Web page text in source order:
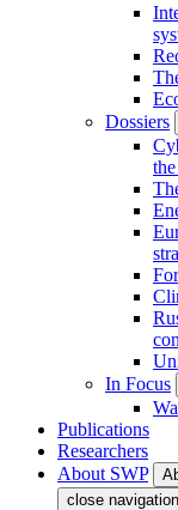
Dossiers
In Focus
Publications
Researchers
About SWP
close navigation